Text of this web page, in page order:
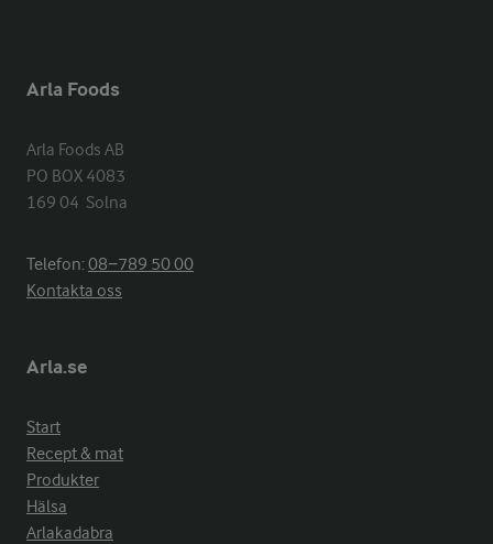
Arla Foods
Arla Foods AB
PO BOX 4083
169 04  Solna
Telefon:08−789 50 00
Kontakta oss
Arla.se
Start
Recept & mat
Produkter
Hälsa
Arlakadabra